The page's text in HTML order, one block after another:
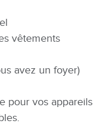
vêtements
avez un foyer)
pour vos appareils